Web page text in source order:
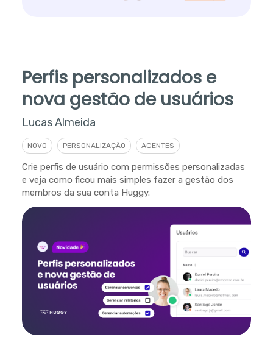
Perfis personalizados e
nova gestão de usuários
Lucas Almeida
NOVO PERSONALIZAÇÃO AGENTES
Crie perfis de usuário com permissões personalizadas
e veja como ficou mais simples fazer a gestão dos
membros da sua conta Huggy.